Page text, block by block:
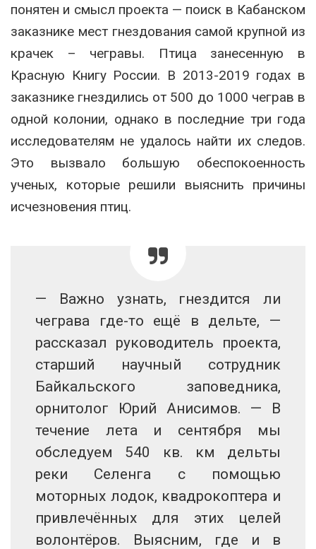
понятен и смысл проекта — поиск в Кабанском
заказнике мест гнездования самой крупной из
крачек – чегравы. Птица занесенную в
Красную Книгу России. В 2013-2019 годах в
заказнике гнездились от 500 до 1000 чеграв в
одной колонии, однако в последние три года
исследователям не удалось найти их следов.
Это вызвало большую обеспокоенность
ученых, которые решили выяснить причины
исчезновения птиц.
— Важно узнать, гнездится ли
чеграва где-то ещё в дельте, —
рассказал руководитель проекта,
старший научный сотрудник
Байкальского заповедника,
орнитолог Юрий Анисимов. — В
течение лета и сентября мы
обследуем 540 кв. км дельты
реки Селенга с помощью
моторных лодок, квадрокоптера и
привлечённых для этих целей
волонтёров. Выясним, где и в